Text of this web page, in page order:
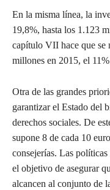
En la misma línea, la
19,8%, hasta los 1.123
capítulo VII hace que se
millones en 2015, el
Otra de las grandes
garantizar el Estado del
derechos sociales. De
supone 8 de cada 10
consejerías. Las
el objetivo de asegurar
alcancen al conjunto de